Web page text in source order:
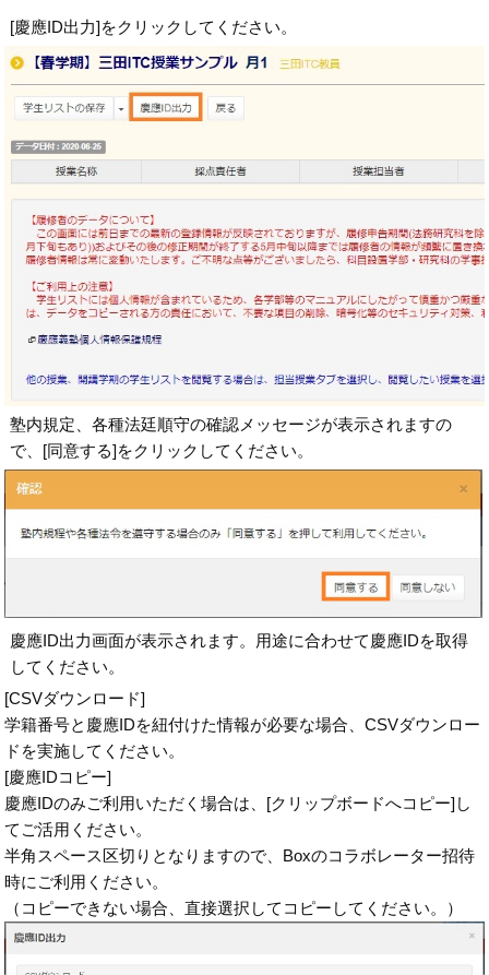
[慶應ID出力]をクリックしてください。
塾内規定、各種法廷順守の確認メッセージが表示されますの
で、[同意する]をクリックしてください。
慶應ID出力画面が表示されます。用途に合わせて慶應IDを取得
してください。
[CSVダウンロード]
学籍番号と慶應IDを紐付けた情報が必要な場合、CSVダウンロー
ドを実施してください。
[慶應IDコピー]
慶應IDのみご利用いただく場合は、[クリップボードへコピー]し
てご活用ください。
半角スペース区切りとなりますので、Boxのコラボレーター招待
時にご利用ください。
（コピーできない場合、直接選択してコピーしてください。）